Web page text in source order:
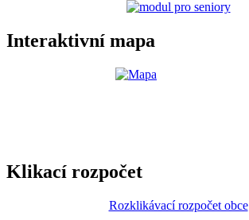
Interaktivní mapa
Klikací rozpočet
Rozklikávací rozpočet obce